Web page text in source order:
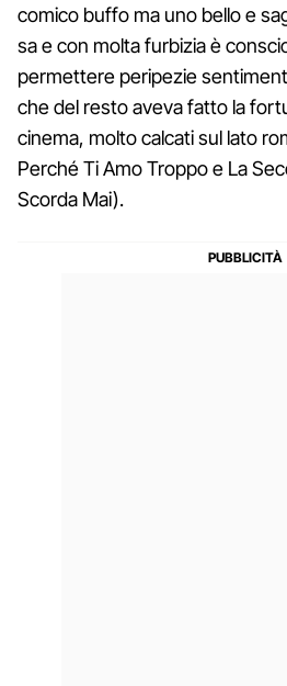
comico buffo ma uno bello e
sa e con molta furbizia è
permettere peripezie
che del resto aveva fatto la
cinema, molto calcati sul lato
Perché Ti Amo Troppo e La
Scorda Mai).